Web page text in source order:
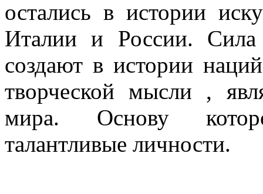
остались в истории
Италии и России. Сила
создают в истории
творческой мысли ,
мира. Основу
талантливые личности.